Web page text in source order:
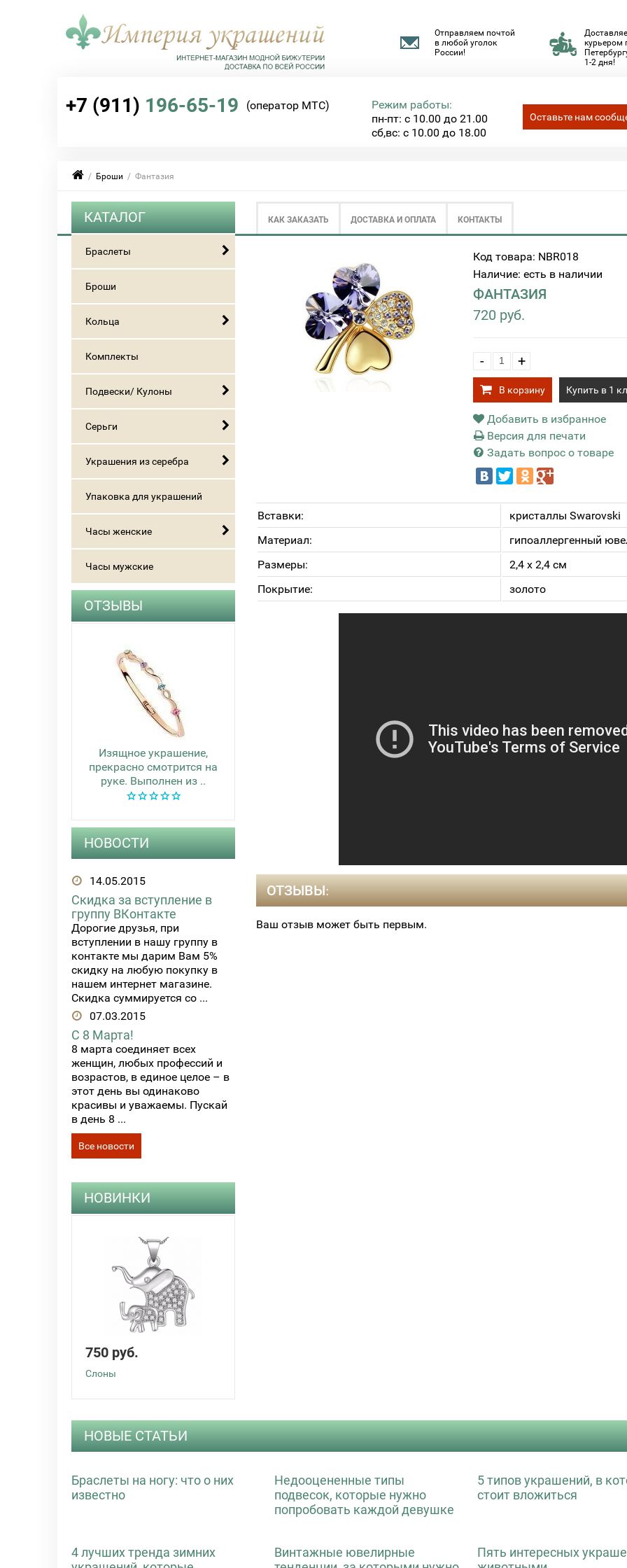
курьером
1-2 дня!
Отправляем почтой
в любой уголок
России!
+7 (911) 196-65-19 (оператор МТС)
Режим работы:
пн-пт: с 10.00 до 21.00
сб,вс: с 10.00 до 18.00
Оставьте нам
/ Броши / Фантазия
КАК ЗАКАЗАТЬ ДОСТАВКА И ОПЛАТА КОНТАКТЫ
КАТАЛОГ
Браслеты
Броши
Кольца
Комплекты
Подвески/ Кулоны
Серьги
Украшения из серебра
Упаковка для украшений
Часы женские
Часы мужские
ОТЗЫВЫ
Изящное украшение,
прекрасно смотрится на
руке. Выполнен из ..
НОВОСТИ
14.05.2015
Скидка за вступление в
группу ВКонтакте
Дорогие друзья, при
вступлении в нашу группу в
контакте мы дарим Вам 5%
скидку на любую покупку в
нашем интернет магазине.
Скидка суммируется со ...
07.03.2015
С 8 Марта!
8 марта соединяет всех
женщин, любых профессий и
возрастов, в единое целое – в
этот день вы одинаково
красивы и уважаемы. Пускай
в день 8 ...
Все новости
НОВИНКИ
750 руб.
Слоны
Код товара: NBR018
Наличие: есть в наличии
ФАНТАЗИЯ
720 руб.
- +
В корзину Купить в 1
Добавить в избранное
Версия для печати
Задать вопрос о товаре
Вставки:
кристаллы Swarovski
Материал:
гипоаллергенный
Размеры:
2,4 х 2,4 см
Покрытие:
золото
ОТЗЫВЫ:
Ваш отзыв может быть первым.
НОВЫЕ СТАТЬИ
Браслеты на ногу: что о них
известно
Недооцененные типы
подвесок, которые нужно
попробовать каждой девушке
5 типов украшений, в
стоит вложиться
4 лучших тренда зимних
Винтажные ювелирные
Пять интересных